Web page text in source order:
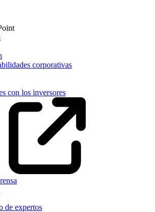
corporativas
con los inversores
de expertos